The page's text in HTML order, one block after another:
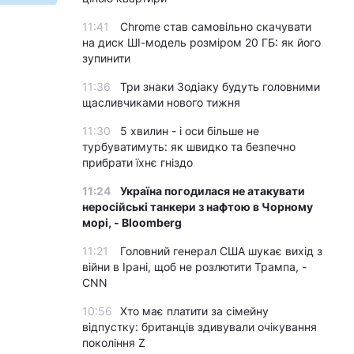
11:41
Chrome став самовільно скачувати
на диск ШІ-модель розміром 20 ГБ: як його
зупинити
11:36
Три знаки Зодіаку будуть головними
щасливчиками нового тижня
11:30
5 хвилин - і оси більше не
турбуватимуть: як швидко та безпечно
прибрати їхнє гніздо
11:24
Україна погодилася не атакувати
неросійські танкери з нафтою в Чорному
морі, - Bloomberg
11:21
Головний генерал США шукає вихід з
війни в Ірані, щоб не розлютити Трампа, -
CNN
10:56
Хто має платити за сімейну
відпустку: британців здивували очікування
покоління Z